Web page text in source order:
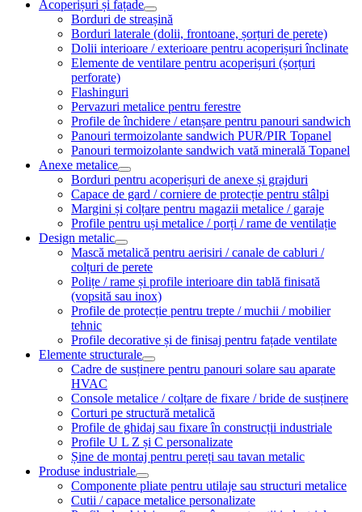
Acoperișuri și fațade
Borduri de streașină
Borduri laterale (dolii, frontoane, șorțuri de perete)
Dolii interioare / exterioare pentru acoperișuri înclinate
Elemente de ventilare pentru acoperișuri (șorțuri
perforate)
Flashinguri
Pervazuri metalice pentru ferestre
Profile de închidere / etanșare pentru panouri sandwich
Panouri termoizolante sandwich PUR/PIR Topanel
Panouri termoizolante sandwich vată minerală Topanel
Anexe metalice
Borduri pentru acoperișuri de anexe și grajduri
Capace de gard / corniere de protecție pentru stâlpi
Margini și colțare pentru magazii metalice / garaje
Profile pentru uși metalice / porți / rame de ventilație
Design metalic
Mască metalică pentru aerisiri / canale de cabluri /
colțuri de perete
Polițe / rame și profile interioare din tablă finisată
(vopsită sau inox)
Profile de protecție pentru trepte / muchii / mobilier
tehnic
Profile decorative și de finisaj pentru fațade ventilate
Elemente structurale
Cadre de susținere pentru panouri solare sau aparate
HVAC
Console metalice / colțare de fixare / bride de susținere
Corturi pe structură metalică
Profile de ghidaj sau fixare în construcții industriale
Profile U L Z și C personalizate
Șine de montaj pentru pereți sau tavan metalic
Produse industriale
Componente pliate pentru utilaje sau structuri metalice
Cutii / capace metalice personalizate